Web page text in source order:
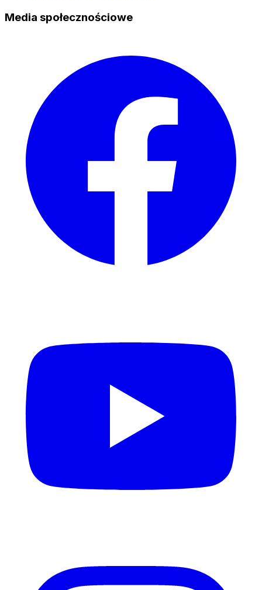
Media społecznościowe